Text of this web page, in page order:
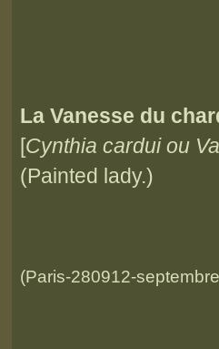
La Vanesse du
[Cynthia cardui ou
(Painted lady.)
(Paris-280912-